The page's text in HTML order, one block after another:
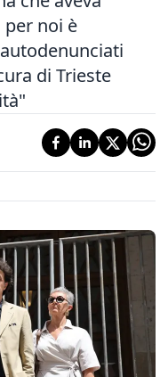
noi è
di Trieste